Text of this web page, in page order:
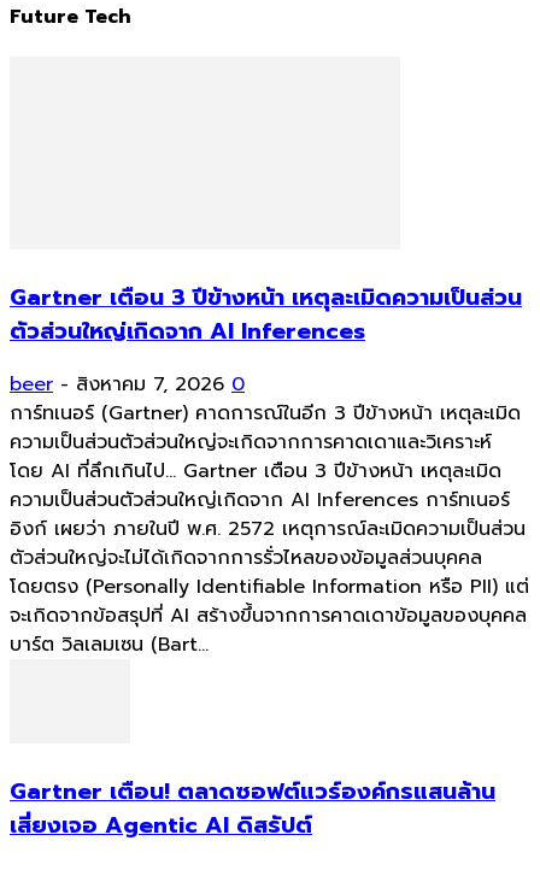
Future Tech
Gartner เตือน 3 ปีข้างหน้า เหตุละเมิดความเป็นส่วน
ตัวส่วนใหญ่เกิดจาก AI Inferences
beer - สิงหาคม 7, 2026 0
การ์ทเนอร์ (Gartner) คาดการณ์ในอีก 3 ปีข้างหน้า เหตุละเมิด
ความเป็นส่วนตัวส่วนใหญ่จะเกิดจากการคาดเดาและวิเคราะห์
โดย AI ที่ลึกเกินไป... Gartner เตือน 3 ปีข้างหน้า เหตุละเมิด
ความเป็นส่วนตัวส่วนใหญ่เกิดจาก AI Inferences การ์ทเนอร์
อิงก์ เผยว่า ภายในปี พ.ศ. 2572 เหตุการณ์ละเมิดความเป็นส่วน
ตัวส่วนใหญ่จะไม่ได้เกิดจากการรั่วไหลของข้อมูลส่วนบุคคล
โดยตรง (Personally Identifiable Information หรือ PII) แต่
จะเกิดจากข้อสรุปที่ AI สร้างขึ้นจากการคาดเดาข้อมูลของบุคคล
บาร์ต วิลเลมเซน (Bart...
Gartner เตือน! ตลาดซอฟต์แวร์องค์กรแสนล้าน
เสี่ยงเจอ Agentic AI ดิสรัปต์